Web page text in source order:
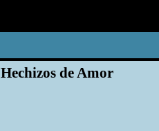
Hechizos de Amor